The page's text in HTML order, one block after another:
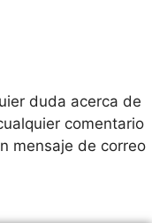
duda acerca de
comentario
mensaje de correo